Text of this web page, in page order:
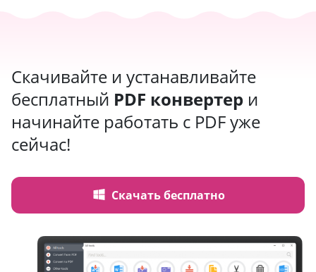
Скачивайте и устанавливайте
бесплатный PDF конвертер и
начинайте работать с PDF уже
сейчас!
Скачать бесплатно